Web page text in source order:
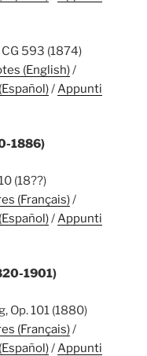
593 (1874)
(English)/
/ Appunti
1886)
(18??)
(Français)/
/ Appunti
1901)
Op. 101 (1880)
(Français)/
/ Appunti